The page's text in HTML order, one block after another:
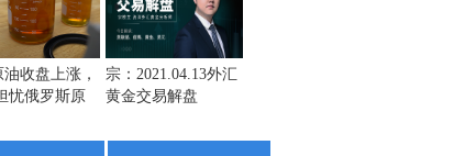
收盘上涨，
忧俄罗斯原
宗：2021.04.13外汇
黄金交易解盘